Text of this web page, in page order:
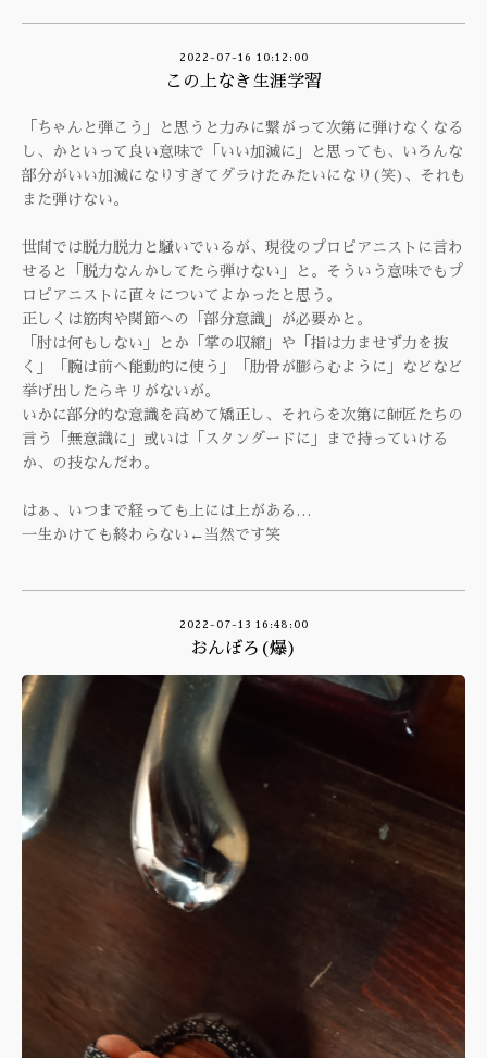
2022-07-16 10:12:00
この上なき生涯学習
「ちゃんと弾こう」と思うと力みに繋がって次第に弾けなくなる
し、かといって良い意味で「いい加減に」と思っても、いろんな
部分がいい加減になりすぎてダラけたみたいになり(笑)、それも
また弾けない。
世間では脱力脱力と騒いでいるが、現役のプロピアニストに言わ
せると「脱力なんかしてたら弾けない」と。そういう意味でもプ
ロピアニストに直々についてよかったと思う。
正しくは筋肉や関節への「部分意識」が必要かと。
「肘は何もしない」とか「掌の収縮」や「指は力ませず力を抜
く」「腕は前へ能動的に使う」「肋骨が膨らむように」などなど
挙げ出したらキリがないが。
いかに部分的な意識を高めて矯正し、それらを次第に師匠たちの
言う「無意識に」或いは「スタンダードに」まで持っていける
か、の技なんだわ。
はぁ、いつまで経っても上には上がある…
一生かけても終わらない←当然です笑
2022-07-13 16:48:00
おんぼろ(爆)